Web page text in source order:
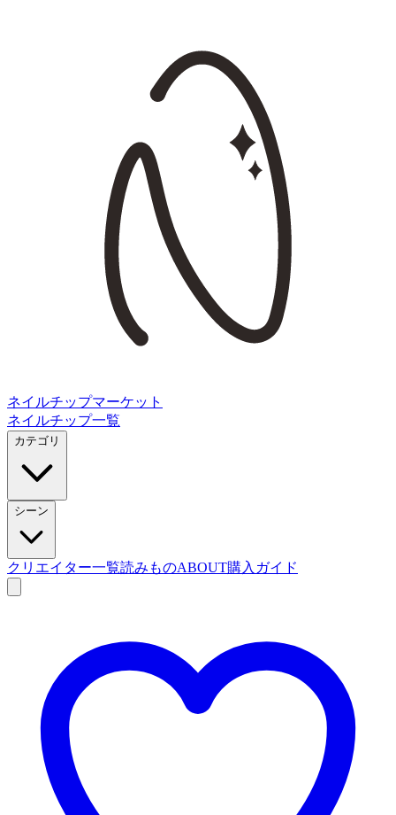
ネイルチップマーケット
ネイルチップ一覧
カテゴリ
シーン
クリエイター一覧読みものABOUT購入ガイド